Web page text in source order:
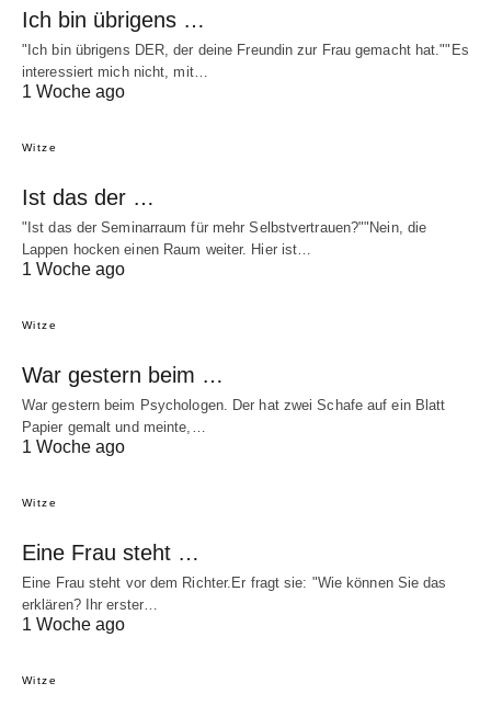
Ich bin übrigens …
"Ich bin übrigens DER, der deine Freundin zur Frau gemacht hat.""Es
interessiert mich nicht, mit…
1 Woche ago
Witze
Ist das der …
"Ist das der Seminarraum für mehr Selbstvertrauen?""Nein, die
Lappen hocken einen Raum weiter. Hier ist…
1 Woche ago
Witze
War gestern beim …
War gestern beim Psychologen. Der hat zwei Schafe auf ein Blatt
Papier gemalt und meinte,…
1 Woche ago
Witze
Eine Frau steht …
Eine Frau steht vor dem Richter.Er fragt sie: "Wie können Sie das
erklären? Ihr erster…
1 Woche ago
Witze